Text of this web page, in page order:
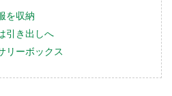
を収納
引き出しへ
リーボックス